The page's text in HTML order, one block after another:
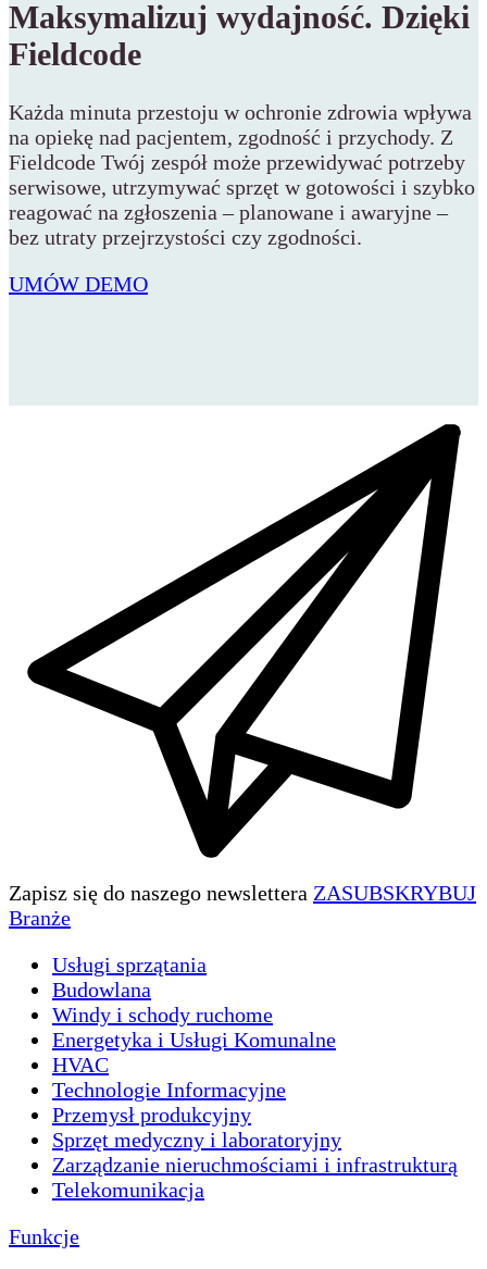
Maksymalizuj wydajność. Dzięki
Fieldcode
Każda minuta przestoju w ochronie zdrowia wpływa
na opiekę nad pacjentem, zgodność i przychody. Z
Fieldcode Twój zespół może przewidywać potrzeby
serwisowe, utrzymywać sprzęt w gotowości i szybko
reagować na zgłoszenia – planowane i awaryjne –
bez utraty przejrzystości czy zgodności.
UMÓW DEMO
Zapisz się do naszego newslettera ZASUBSKRYBUJ
Branże
Usługi sprzątania
Budowlana
Windy i schody ruchome
Energetyka i Usługi Komunalne
HVAC
Technologie Informacyjne
Przemysł produkcyjny
Sprzęt medyczny i laboratoryjny
Zarządzanie nieruchmościami i infrastrukturą
Telekomunikacja
Funkcje